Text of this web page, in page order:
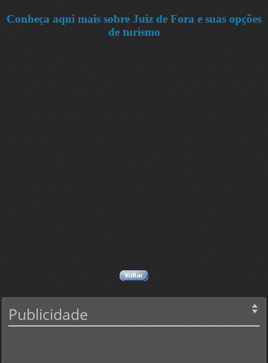
Conheça aqui mais sobre Juiz de Fora e suas opções
de turismo
Publicidade